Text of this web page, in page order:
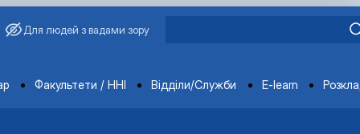
Для людей з вадами зору
Факультети / ННІ Відділи/Служби E-learn